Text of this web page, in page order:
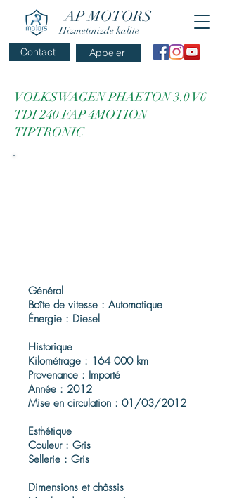
AP MOTORS
Hizmetinizde kalite
Appeler
Contact
VOLKSWAGEN PHAETON 3.0 V6
TDI 240 FAP 4MOTION
TIPTRONIC
Général
Boîte de vitesse : Automatique
Énergie : Diesel
Historique
Kilométrage : 164 000 km
Provenance : Importé
Année : 2012
Mise en circulation : 01/03/2012
Esthétique
Couleur : Gris
Sellerie : Gris
Dimensions et châssis